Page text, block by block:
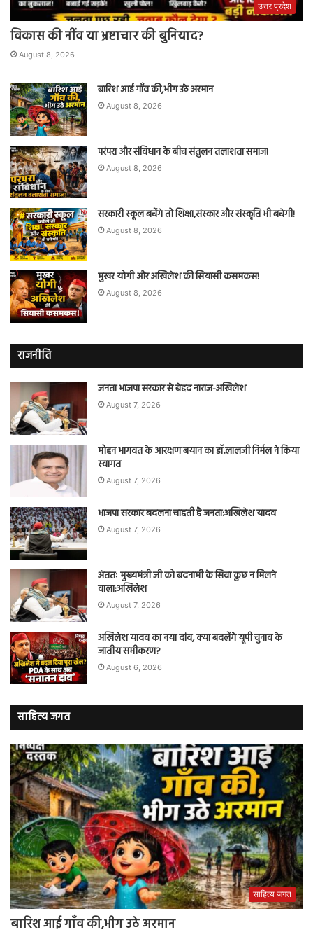
उत्तर प्रदेश
विकास की नींव या भ्रष्टाचार की बुनियाद?
August 8, 2026
बारिश आई गाँव की,भीग उठे अरमान
August 8, 2026
परंपरा और संविधान के बीच संतुलन तलाशता समाज!
August 8, 2026
सरकारी स्कूल बचेंगे तो शिक्षा,संस्कार और संस्कृति भी बचेगी!
August 8, 2026
मुखर योगी और अखिलेश की सियासी कसमकस!
August 8, 2026
राजनीति
जनता भाजपा सरकार से बेहद नाराज-अखिलेश
August 7, 2026
मोहन भागवत के आरक्षण बयान का डॉ.लालजी निर्मल ने किया
स्वागत
August 7, 2026
भाजपा सरकार बदलना चाहती है जनता:अखिलेश यादव
August 7, 2026
अंततः मुख्यमंत्री जी को बदनामी के सिवा कुछ न मिलने
वाला:अखिलेश
August 7, 2026
अखिलेश यादव का नया दांव, क्या बदलेंगे यूपी चुनाव के
जातीय समीकरण?
August 6, 2026
साहित्य जगत
साहित्य जगत
बारिश आई गाँव की,भीग उठे अरमान